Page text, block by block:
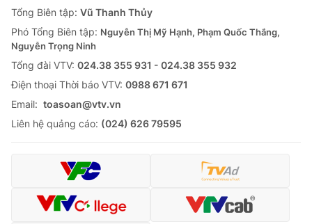
Tổng Biên tập: Vũ Thanh Thủy
Phó Tổng Biên tập: Nguyễn Thị Mỹ Hạnh, Phạm Quốc Thắng,
Nguyễn Trọng Ninh
Tổng đài VTV: 024.38 355 931 - 024.38 355 932
Ðiện thoại Thời báo VTV: 0988 671 671
Email: toasoan@vtv.vn
Liên hệ quảng cáo: (024) 626 79595